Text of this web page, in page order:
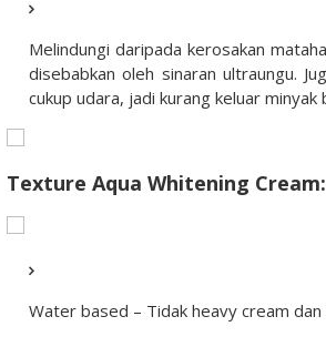
Melindungi daripada kerosakan
disebabkan oleh sinaran ultraungu.
cukup udara, jadi kurang keluar minyak
Texture Aqua Whitening Cream:
Water based – Tidak heavy cream